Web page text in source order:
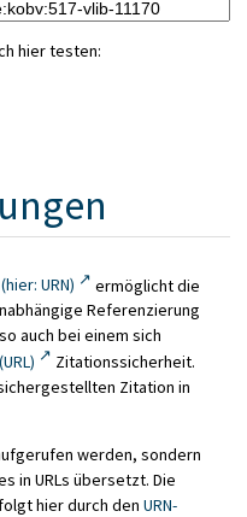
hier testen:
URN)
ermöglicht die
Referenzierung
auch bei einem sich
Zitationssicherheit.
Zitation in
werden, sondern
in URLs übersetzt. Die
hier durch den URN-